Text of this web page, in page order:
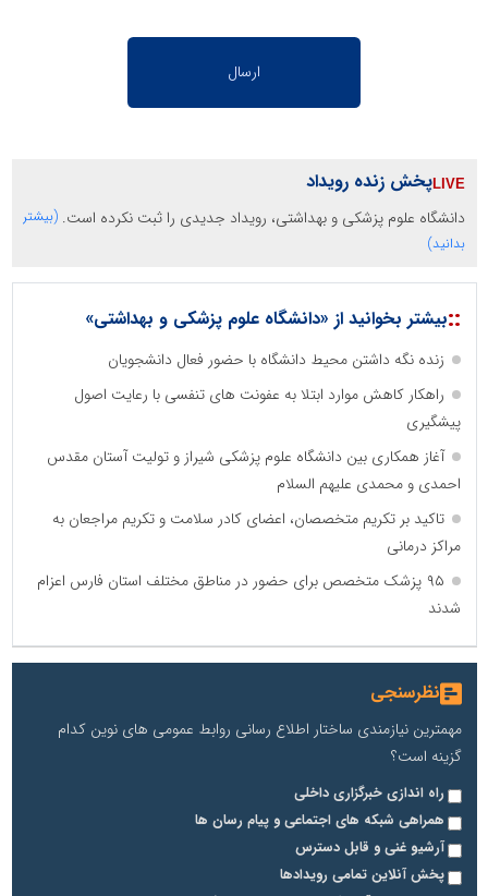
پخش زنده رویداد
دانشگاه علوم پزشکی و بهداشتی، رویداد جدیدی را ثبت نکرده است. (بیشتر
بدانید)
::بیشتر بخوانید از «دانشگاه علوم پزشکی و بهداشتی»
زنده نگه داشتن محیط دانشگاه با حضور فعال دانشجویان
راهکار کاهش موارد ابتلا به عفونت های تنفسی با رعایت اصول
پیشگیری
آغاز همکاری بین دانشگاه علوم پزشکی شیراز و تولیت آستان مقدس
احمدی و محمدی علیهم السلام
تاکید بر تکریم متخصصان، اعضای کادر سلامت و تکریم مراجعان به
مراکز درمانی
۹۵ پزشک متخصص برای حضور در مناطق مختلف استان فارس اعزام
شدند
نظرسنجی
مهمترین نیازمندی ساختار اطلاع رسانی روابط عمومی های نوین کدام
گزینه است؟
راه اندازی خبرگزاری داخلی
همراهی شبکه های اجتماعی و پیام رسان ها
آرشیو غنی و قابل دسترس
پخش آنلاین تمامی رویدادها